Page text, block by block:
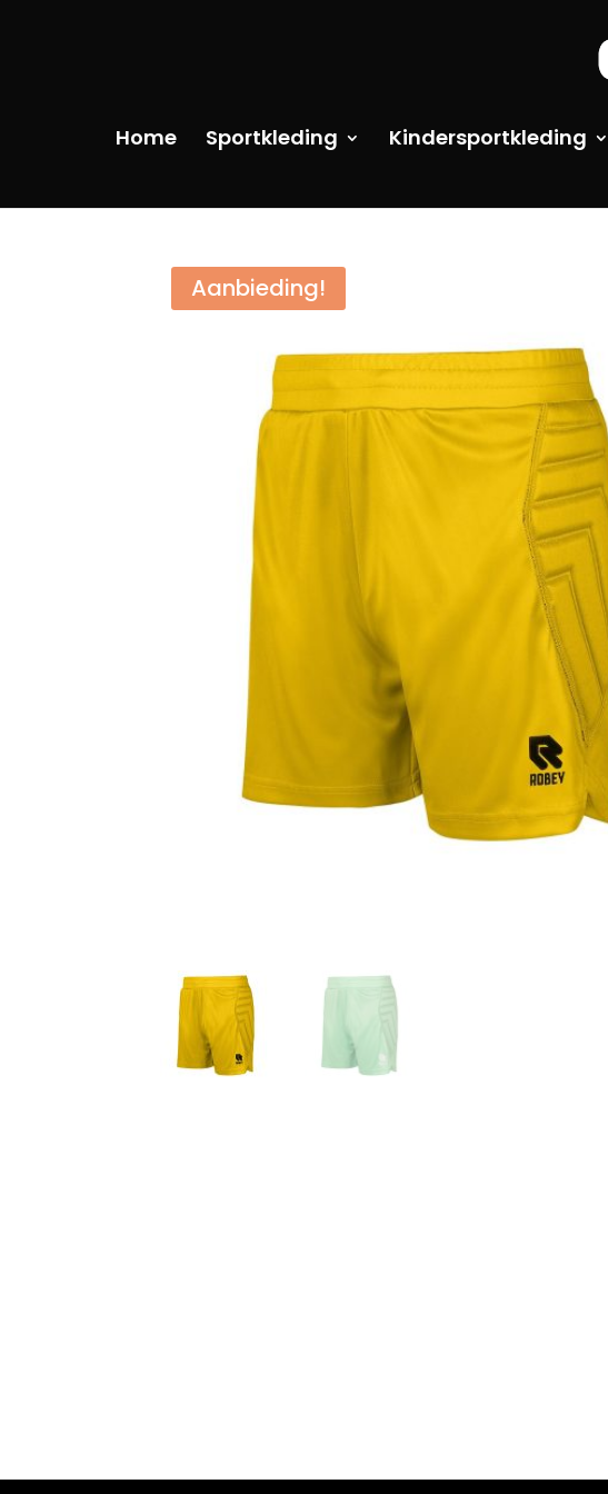
Home Sportkleding Kindersportkleding
Aanbieding!